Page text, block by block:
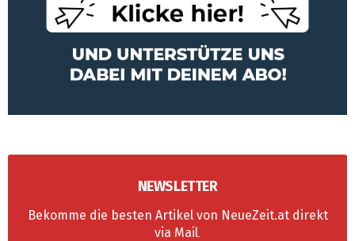
NEWSLETTER
Bekomme die besten Artikel von NeueZeit.at direkt
via Mail.